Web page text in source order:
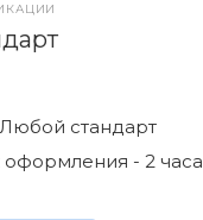
Любой стандарт
- 2 часа